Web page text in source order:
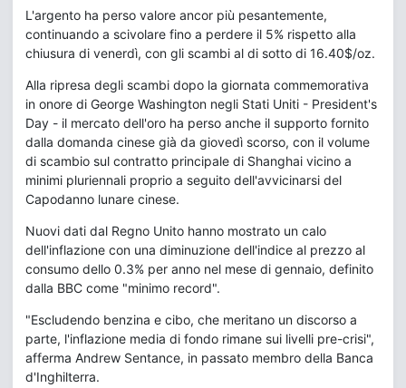
L'argento ha perso valore ancor più pesantemente,
continuando a scivolare fino a perdere il 5% rispetto alla
chiusura di venerdì, con gli scambi al di sotto di 16.40$/oz.
Alla ripresa degli scambi dopo la giornata commemorativa
in onore di George Washington negli Stati Uniti - President's
Day - il mercato dell'oro ha perso anche il supporto fornito
dalla domanda cinese già da giovedì scorso, con il volume
di scambio sul contratto principale di Shanghai vicino a
minimi pluriennali proprio a seguito dell'avvicinarsi del
Capodanno lunare cinese.
Nuovi dati dal Regno Unito hanno mostrato un calo
dell'inflazione con una diminuzione dell'indice al prezzo al
consumo dello 0.3% per anno nel mese di gennaio, definito
dalla BBC come "minimo record".
"Escludendo benzina e cibo, che meritano un discorso a
parte, l'inflazione media di fondo rimane sui livelli pre-crisi",
afferma Andrew Sentance, in passato membro della Banca
d'Inghilterra.